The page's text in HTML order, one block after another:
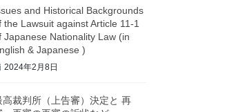
and Historical Backgrounds
the Lawsuit against Article 11-1
Japanese Nationality Law (in
& Japanese )
2024年2月8日
高裁判所（上告審）決定と 再